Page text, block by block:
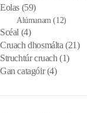
Eolas (59)
Alúmanam (12)
Scéal (4)
Cruach dhosmálta (21)
Struchtúr cruach (1)
Gan catagóir(4)